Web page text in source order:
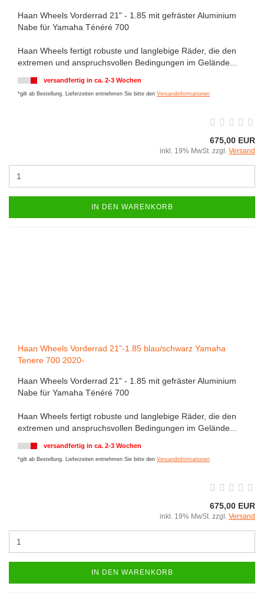
Haan Wheels Vorderrad 21" - 1.85 mit gefräster Aluminium
Nabe für Yamaha Ténéré 700
Haan Wheels fertigt robuste und langlebige Räder, die den
extremen und anspruchsvollen Bedingungen im Gelände...
versandfertig in ca. 2-3 Wochen
*gilt ab Bestellung. Lieferzeiten entnehmen Sie bitte den Versandinformationen
675,00 EUR
inkl. 19% MwSt. zzgl. Versand
IN DEN WARENKORB
Haan Wheels Vorderrad 21"-1.85 blau/schwarz Yamaha
Tenere 700 2020-
Haan Wheels Vorderrad 21" - 1.85 mit gefräster Aluminium
Nabe für Yamaha Ténéré 700
Haan Wheels fertigt robuste und langlebige Räder, die den
extremen und anspruchsvollen Bedingungen im Gelände...
versandfertig in ca. 2-3 Wochen
*gilt ab Bestellung. Lieferzeiten entnehmen Sie bitte den Versandinformationen
675,00 EUR
inkl. 19% MwSt. zzgl. Versand
IN DEN WARENKORB